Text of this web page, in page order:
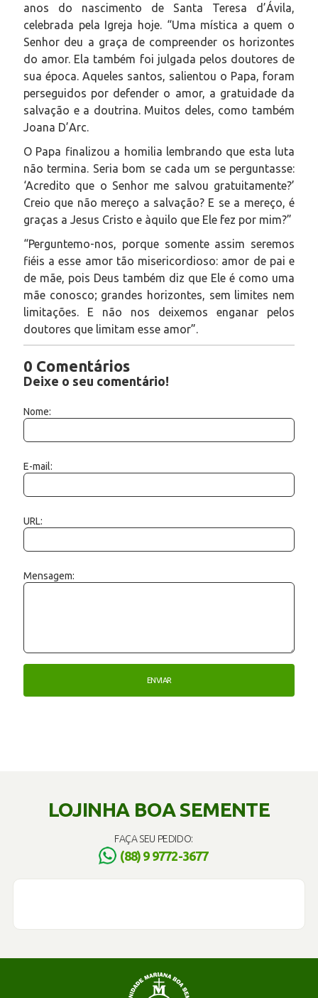
anos do nascimento de Santa Teresa d’Ávila,
celebrada pela Igreja hoje. “Uma mística a quem o
Senhor deu a graça de compreender os horizontes
do amor. Ela também foi julgada pelos doutores de
sua época. Aqueles santos, salientou o Papa, foram
perseguidos por defender o amor, a gratuidade da
salvação e a doutrina. Muitos deles, como também
Joana D’Arc.
O Papa finalizou a homilia lembrando que esta luta
não termina. Seria bom se cada um se perguntasse:
‘Acredito que o Senhor me salvou gratuitamente?’
Creio que não mereço a salvação? E se a mereço, é
graças a Jesus Cristo e àquilo que Ele fez por mim?”
“Perguntemo-nos, porque somente assim seremos
fiéis a esse amor tão misericordioso: amor de pai e
de mãe, pois Deus também diz que Ele é como uma
mãe conosco; grandes horizontes, sem limites nem
limitações. E não nos deixemos enganar pelos
doutores que limitam esse amor”.
0 Comentários
Deixe o seu comentário!
Nome:
E-mail:
URL:
Mensagem:
LOJINHA BOA SEMENTE
FAÇA SEU PEDIDO:
(88) 9 9772-3677